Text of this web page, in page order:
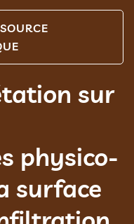
sur
physico-
surface